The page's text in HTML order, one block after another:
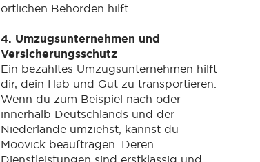
örtlichen Behörden hilft.
4. Umzugsunternehmen und
Versicherungsschutz
Ein bezahltes Umzugsunternehmen hilft
dir, dein Hab und Gut zu transportieren.
Wenn du zum Beispiel nach oder
innerhalb Deutschlands und der
Niederlande umziehst, kannst du
Moovick beauftragen. Deren
Dienstleistungen sind erstklassig und